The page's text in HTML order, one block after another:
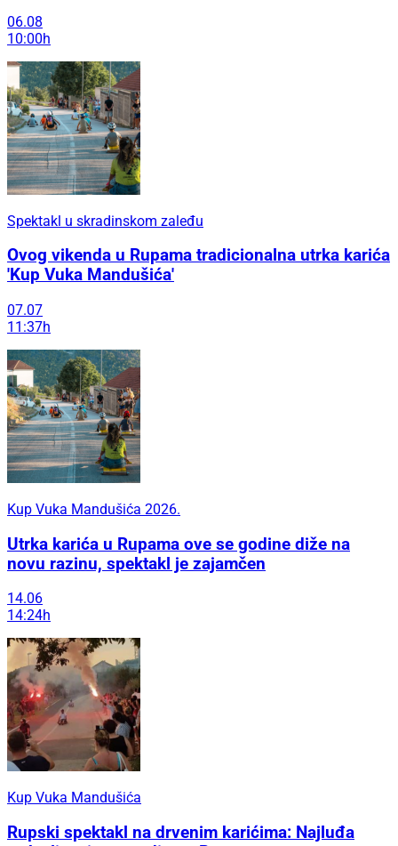
06.08
10:00h
Spektakl u skradinskom zaleđu
Ovog vikenda u Rupama tradicionalna utrka karića
'Kup Vuka Mandušića'
07.07
11:37h
Kup Vuka Mandušića 2026.
Utrka karića u Rupama ove se godine diže na
novu razinu, spektakl je zajamčen
14.06
14:24h
Kup Vuka Mandušića
Rupski spektakl na drvenim karićima: Najluđa